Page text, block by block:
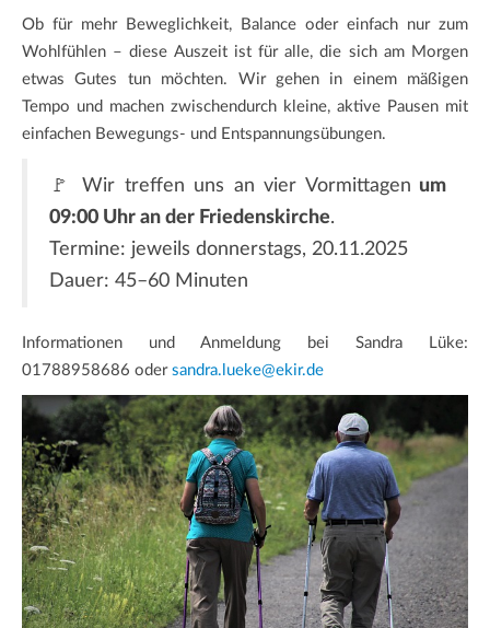
Ob für mehr Beweglichkeit, Balance oder einfach nur zum
Wohlfühlen – diese Auszeit ist für alle, die sich am Morgen
etwas Gutes tun möchten. Wir gehen in einem mäßigen
Tempo und machen zwischendurch kleine, aktive Pausen mit
einfachen Bewegungs- und Entspannungsübungen.
🚩 Wir treffen uns an vier Vormittagen um
09:00 Uhr an der Friedenskirche.
Termine: jeweils donnerstags, 20.11.2025
Dauer: 45–60 Minuten
Informationen und Anmeldung bei Sandra Lüke:
01788958686 oder sandra.lueke@ekir.de